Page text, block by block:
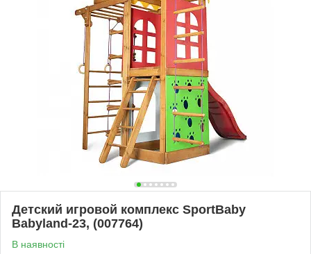
Детский игровой комплекс SportBaby
Babyland-23, (007764)
В наявності